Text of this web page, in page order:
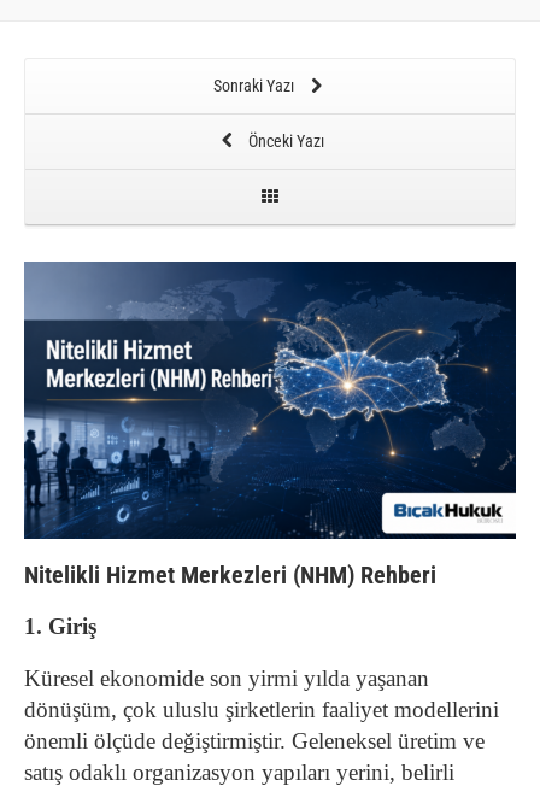
Sonraki Yazı
Önceki Yazı
Nitelikli Hizmet Merkezleri (NHM) Rehberi
1. Giriş
Küresel ekonomide son yirmi yılda yaşanan
dönüşüm, çok uluslu şirketlerin faaliyet modellerini
önemli ölçüde değiştirmiştir. Geleneksel üretim ve
satış odaklı organizasyon yapıları yerini, belirli